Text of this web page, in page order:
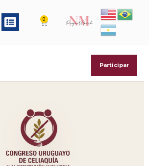
Menu0 Cart
Participar